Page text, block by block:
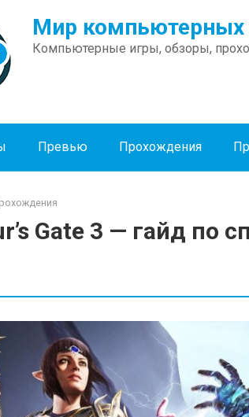
Мир компьютерных
Компьютерные игры, обзоры,
Превью Прохождения
Gate 3 — гайд по